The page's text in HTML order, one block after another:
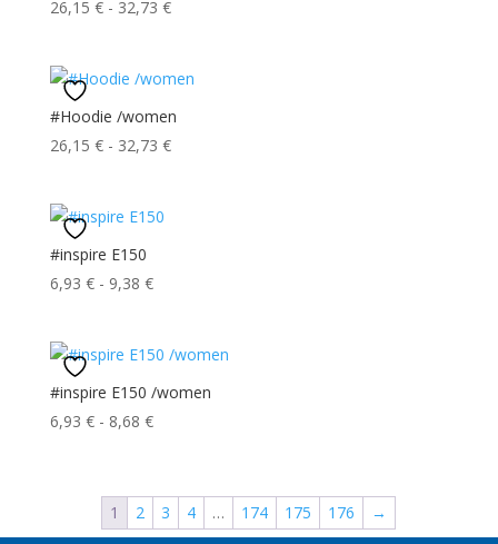
26,15 € - 32,73 €Fascia
da
#Hoodie /women
26,15 € - 32,73 €Fascia
#inspire E150
6,93 € - 9,38 €Fascia
da
6,93 €
#inspire E150 /women
6,93 € - 8,68 €Fascia
da
6,93 €
1 2 3 4 … 174 175 176 →